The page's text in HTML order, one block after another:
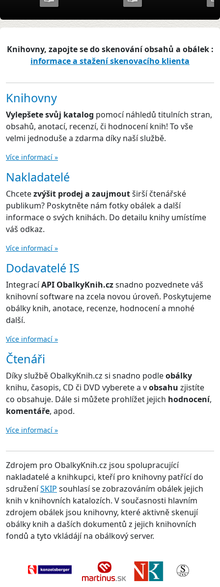
Knihovny, zapojte se do skenování obsahů a obálek :
informace a stažení skenovacího klienta
Knihovny
Vylepšete svůj katalog pomocí náhledů titulních stran,
obsahů, anotací, recenzí, či hodnocení knih! To vše
velmi jednoduše a zdarma díky naší službě.
Více informací »
Nakladatelé
Chcetezvýšit prodej a zaujmoutširší čtenářské
publikum? Poskytněte nám fotky obálek a další
informace o svých knihách. Do detailu knihy umístíme
váš odkaz.
Více informací »
Dodavatelé IS
IntegracíAPI ObalkyKnih.czsnadno pozvednete váš
knihovní software na zcela novou úroveň. Poskytujeme
obálky knih, anotace, recenze, hodnocení a mnohé
další.
Více informací »
Čtenáři
Díky službě ObalkyKnih.cz si snadno podleobálky
knihu, časopis, CD či DVD vyberete a vobsahu zjistíte
co obsahuje. Dále si můžete prohlížet jejich hodnocení,
komentáře, apod.
Více informací »
Zdrojem pro ObalkyKnih.cz jsou spolupracující
nakladatelé a knihkupci, kteří pro knihovny patřící do
sdruženíSKIP souhlasí se zobrazováním obálek jejich
knih v knihovních katalozích. V současnosti hlavním
zdrojem obálek jsou knihovny, které aktivně skenují
obálky knih a daších dokumentů z jejich knihovních
fondů a tyto vkládájí na obálkový server.